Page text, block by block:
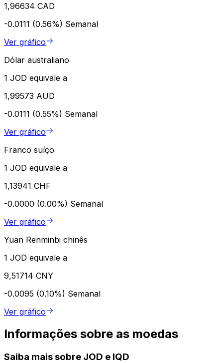
1,96634 CAD
-0.0111 (0.56%) Semanal
Ver gráfico
Dólar australiano
1 JOD equivale a
1,99573 AUD
-0.0111 (0.55%) Semanal
Ver gráfico
Franco suíço
1 JOD equivale a
1,13941 CHF
-0.0000 (0.00%) Semanal
Ver gráfico
Yuan Renminbi chinês
1 JOD equivale a
9,51714 CNY
-0.0095 (0.10%) Semanal
Ver gráfico
Informações sobre as moedas
Saiba mais sobre JOD e IQD